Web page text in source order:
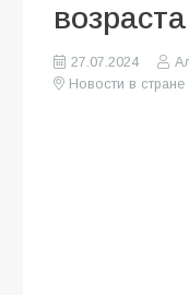
возраста
27.07.2024
Новости в стране